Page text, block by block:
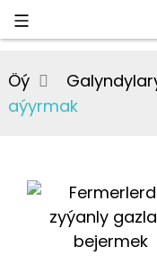
Öý
aýyrmak